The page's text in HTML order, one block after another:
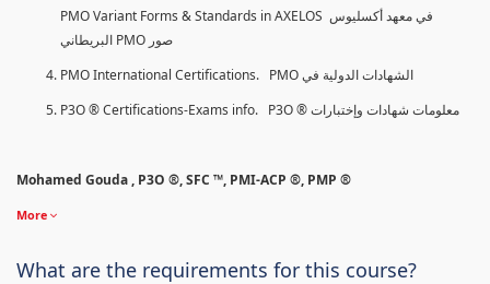
PMO Variant Forms & Standards in AXELOS في معهد أكسليوس
البريطاني PMO صور
PMO International Certifications. PMO الشهادات الدولية في
P3O ® Certifications-Exams info. P3O ® معلومات شهادات وإختبارات
Mohamed Gouda , P3O ®, SFC ™, PMI-ACP ®, PMP ®
More
What are the requirements for this course?